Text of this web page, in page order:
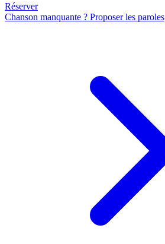
Réserver
Chanson manquante ? Proposer les paroles